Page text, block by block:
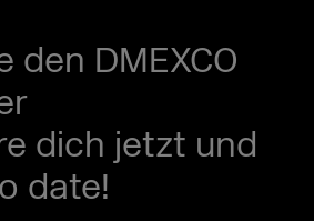
den DMEXCO
dich jetzt und
date!